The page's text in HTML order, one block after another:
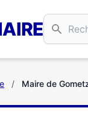
/ Maire de